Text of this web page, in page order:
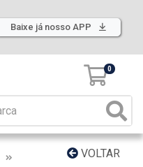
Baixe já nosso APP
0
VOLTAR